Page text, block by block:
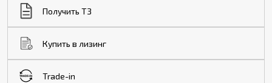
Получить ТЗ
Купить в лизинг
Trade-in